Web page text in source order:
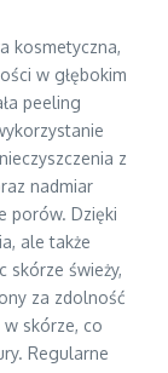
kosmetyczna,
w głębokim
peeling
z
nadmiar
porów. Dzięki
ale także
skórze świeży,
za zdolność
skórze, co
Regularne